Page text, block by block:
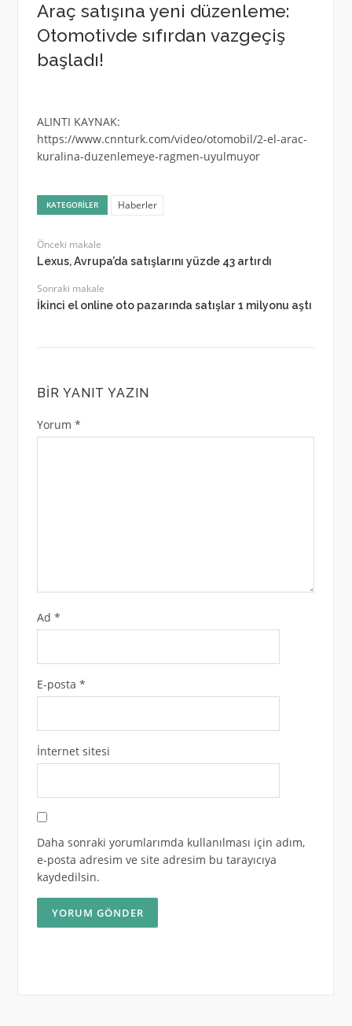
Araç satışına yeni düzenleme:
Otomotivde sıfırdan vazgeçiş
başladı!
ALINTI KAYNAK:
https://www.cnnturk.com/video/otomobil/2-el-arac-
kuralina-duzenlemeye-ragmen-uyulmuyor
KATEGORILER Haberler
Önceki makale
Lexus, Avrupa’da satışlarını yüzde 43 artırdı
Sonraki makale
İkinci el online oto pazarında satışlar 1 milyonu aştı
BIR YANIT YAZIN
Yorum *
Ad *
E-posta *
İnternet sitesi
Daha sonraki yorumlarımda kullanılması için adım,
e-posta adresim ve site adresim bu tarayıcıya
kaydedilsin.